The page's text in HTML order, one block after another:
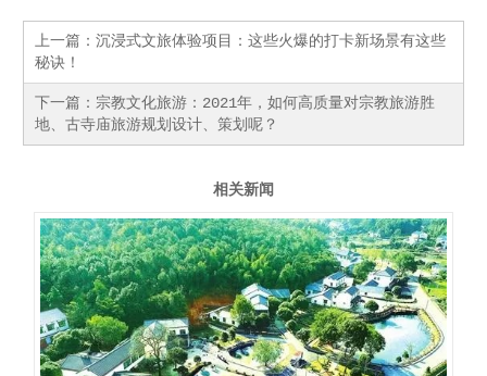
上一篇： 沉浸式文旅体验项目：这些火爆的打卡新场景有这些
秘诀！
下一篇： 宗教文化旅游：2021年，如何高质量对宗教旅游胜
地、古寺庙旅游规划设计、策划呢？​
相关新闻